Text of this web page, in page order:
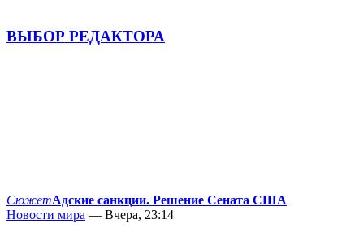
ВЫБОР РЕДАКТОРА
СюжетАдские санкции. Решение Сената США
Новости мира — Вчера, 23:14